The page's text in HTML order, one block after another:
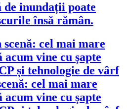
de inundații poate
însă rămân.
cel mai mare
acum vine cu șapte